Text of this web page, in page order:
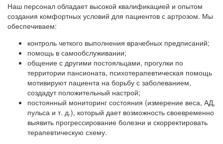
Наш персонал обладает высокой квалификацией и опытом
создания комфортных условий для пациентов с артрозом. Мы
обеспечиваем:
контроль четкого выполнения врачебных предписаний;
помощь в самообслуживании;
общение с другими постояльцами, прогулки по
территории пансионата, психотерапевтическая помощь
мотивируют пациента на борьбу с заболеванием,
создадут положительный настрой;
постоянный мониторинг состояния (измерение веса, АД,
пульса и т. д.), который дает возможность своевременно
выявить прогрессирование болезни и скорректировать
терапевтическую схему.